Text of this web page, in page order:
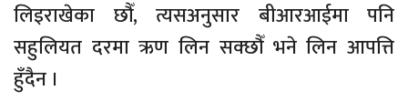
लिइराखेका छौँ, त्यसअनुसार बीआरआईमा पनि
सहुलियत दरमा ऋण लिन सक्छौँ भने लिन आपत्ति
हुँदैन ।